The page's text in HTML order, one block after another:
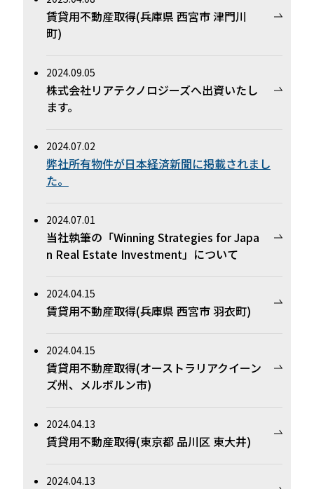
賃貸用不動産取得(兵庫県 西宮市 津門川
町)
2024.09.05
株式会社リアテクノロジーズへ出資いたし
ます。
2024.07.02
弊社所有物件が日本経済新聞に掲載されまし
た。
2024.07.01
当社執筆の「Winning Strategies for Japa
n Real Estate Investment」について
2024.04.15
賃貸用不動産取得(兵庫県 西宮市 羽衣町)
2024.04.15
賃貸用不動産取得(オーストラリアクイーン
ズ州、メルボルン市)
2024.04.13
賃貸用不動産取得(東京都 品川区 東大井)
2024.04.13